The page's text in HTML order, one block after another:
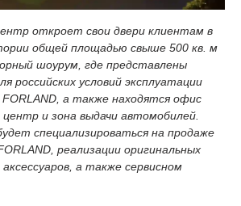
откроет свои двери клиентам в
общей площадью свыше 500 кв. м
шоурум, где представлены
российских условий эксплуатации
FORLAND, а также находятся офис
и зона выдачи автомобилей.
специализироваться на продаже
реализации оригинальных
а также сервисном